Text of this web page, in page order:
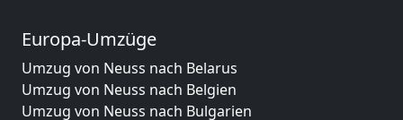
Europa-Umzüge
Umzug von Neuss nach Belarus
Umzug von Neuss nach Belgien
Umzug von Neuss nach Bulgarien